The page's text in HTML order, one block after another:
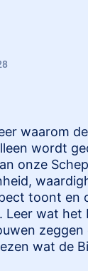
waarom
wordt
onze
toont en
Leer wat het
zeggen
wat de